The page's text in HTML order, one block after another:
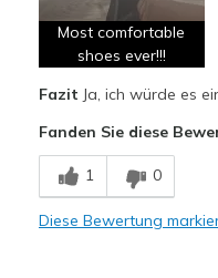
Breathe Well
Comfortable
Durable
Stylish
Nachteile
Don't have any
Most comfortable
shoes ever!!!
Fazit Ja, ich würde es
Fanden Sie diese
1 0
Diese Bewertung